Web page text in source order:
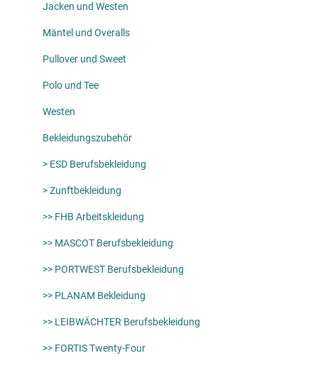
Jacken und Westen
Mäntel und Overalls
Pullover und Sweet
Polo und Tee
Westen
Bekleidungszubehör
> ESD Berufsbekleidung
> Zunftbekleidung
>> FHB Arbeitskleidung
>> MASCOT Berufsbekleidung
>> PORTWEST Berufsbekleidung
>> PLANAM Bekleidung
>> LEIBWÄCHTER Berufsbekleidung
>> FORTIS Twenty-Four